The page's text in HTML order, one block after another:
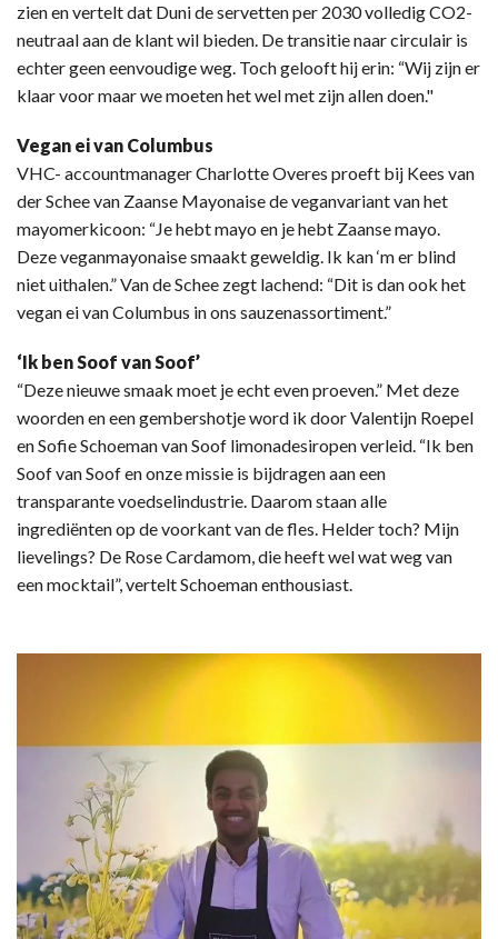
zien en vertelt dat Duni de servetten per 2030 volledig CO2-
neutraal aan de klant wil bieden. De transitie naar circulair is
echter geen eenvoudige weg. Toch gelooft hij erin: “Wij zijn er
klaar voor maar we moeten het wel met zijn allen doen."
Vegan ei van Columbus
VHC- accountmanager Charlotte Overes proeft bij Kees van
der Schee van Zaanse Mayonaise de veganvariant van het
mayomerkicoon: “Je hebt mayo en je hebt Zaanse mayo.
Deze veganmayonaise smaakt geweldig. Ik kan ‘m er blind
niet uithalen.” Van de Schee zegt lachend: “Dit is dan ook het
vegan ei van Columbus in ons sauzenassortiment.”
‘Ik ben Soof van Soof’
“Deze nieuwe smaak moet je echt even proeven.” Met deze
woorden en een gembershotje word ik door Valentijn Roepel
en Sofie Schoeman van Soof limonadesiropen verleid. “Ik ben
Soof van Soof en onze missie is bijdragen aan een
transparante voedselindustrie. Daarom staan alle
ingrediënten op de voorkant van de fles. Helder toch? Mijn
lievelings? De Rose Cardamom, die heeft wel wat weg van
een mocktail”, vertelt Schoeman enthousiast.